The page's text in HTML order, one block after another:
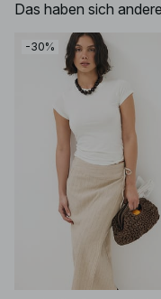
Das haben sich
-30%